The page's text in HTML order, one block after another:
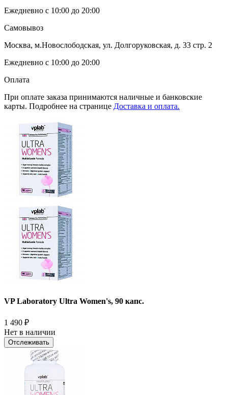
Ежедневно с 10:00 до 20:00
Самовывоз
Москва, м.Новослободская, ул. Долгоруковская, д. 33 стр. 2
Ежедневно с 10:00 до 20:00
Оплата
При оплате заказа принимаются наличные и банковские
карты. Подробнее на странице Доставка и оплата.
VP Laboratory Ultra Women's, 90 капс.
1 490 ₽
Нет в наличии
Отслеживать